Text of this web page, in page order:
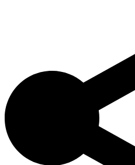
欢迎的家庭伴侣和工作犬。其友
犬类活动中脱颖而出，继续受到